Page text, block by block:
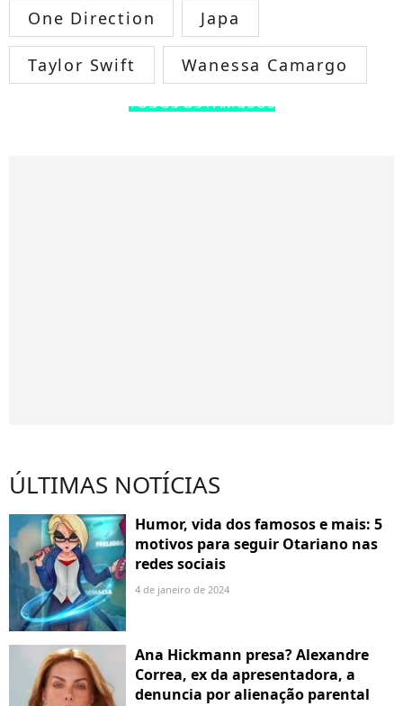
One Direction Japa
Taylor Swift Wanessa Camargo
TODOS OS FAMOSOS
ÚLTIMAS NOTÍCIAS
Humor, vida dos famosos e mais: 5
motivos para seguir Otariano nas
redes sociais
4 de janeiro de 2024
Ana Hickmann presa? Alexandre
Correa, ex da apresentadora, a
denuncia por alienação parental